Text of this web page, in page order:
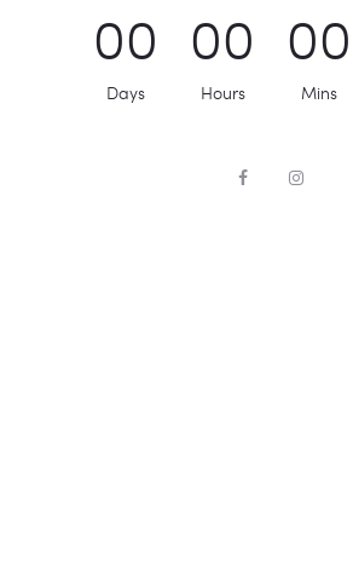
00
Days
00
Hours
00
Mins